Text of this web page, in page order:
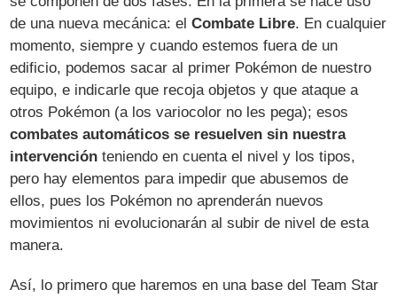
de una nueva mecánica: elCombate Libre. En cualquier
momento, siempre y cuando estemos fuera de un
edificio, podemos sacar al primer Pokémon de nuestro
equipo, e indicarle que recoja objetos y que ataque a
otros Pokémon (a los variocolor no les pega); esos
combates automáticos se resuelven sin nuestra
intervención teniendo en cuenta el nivel y los tipos,
pero hay elementos para impedir que abusemos de
ellos, pues los Pokémon no aprenderán nuevos
movimientos ni evolucionarán al subir de nivel de esta
manera.
Así, lo primero que haremos en una base del Team Star